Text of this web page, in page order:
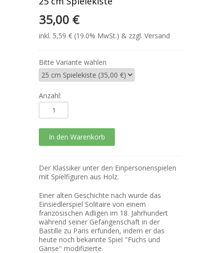
35,00 €
inkl. 5,59 € (19.0% MwSt.) & zzgl. Versand
Bitte Variante wählen
Anzahl:
Der Klassiker unter den Einpersonenspielen
mit Spielfiguren aus Holz.
Einer alten Geschichte nach wurde das
Einsiedlerspiel Solitaire von einem
französischen Adligen im 18. Jahrhundert
während seiner Gefangenschaft in der
Bastille zu Paris erfunden, indem er das
heute noch bekannte Spiel "Fuchs und
Gänse" modifizierte.